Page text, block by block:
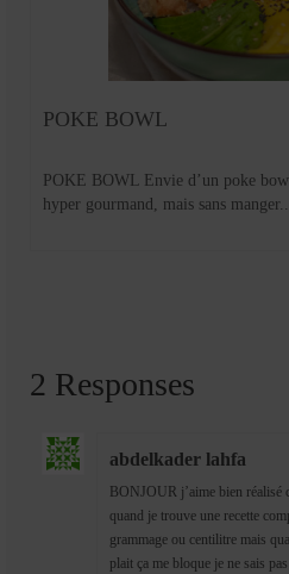
POKE BOWL
POKE BOWL Envie d’un poke
hyper gourmand, mais sans
2 Responses
abdelkader lahfa
BONJOUR j’aime bien réalisé
quand je trouve une recette
grammage ou centilitre mais
plait ça me bloque je ne sais